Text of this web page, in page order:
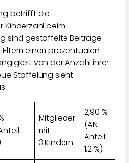
betrifft die
Kinderzahl beim
sind gestaffelte Beiträge
einen prozentualen
von der Anzahl ihrer
Staffelung sieht
Mitglieder
mit
3 Kindern
2,90 %
(AN-
Anteil:
1,2 %)